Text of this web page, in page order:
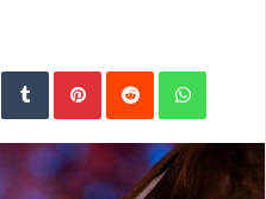
StumbleUpon Tumblr Pinterest Reddit